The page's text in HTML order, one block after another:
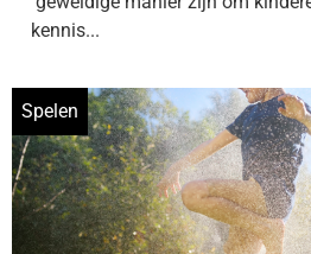
kennis...
Spelen